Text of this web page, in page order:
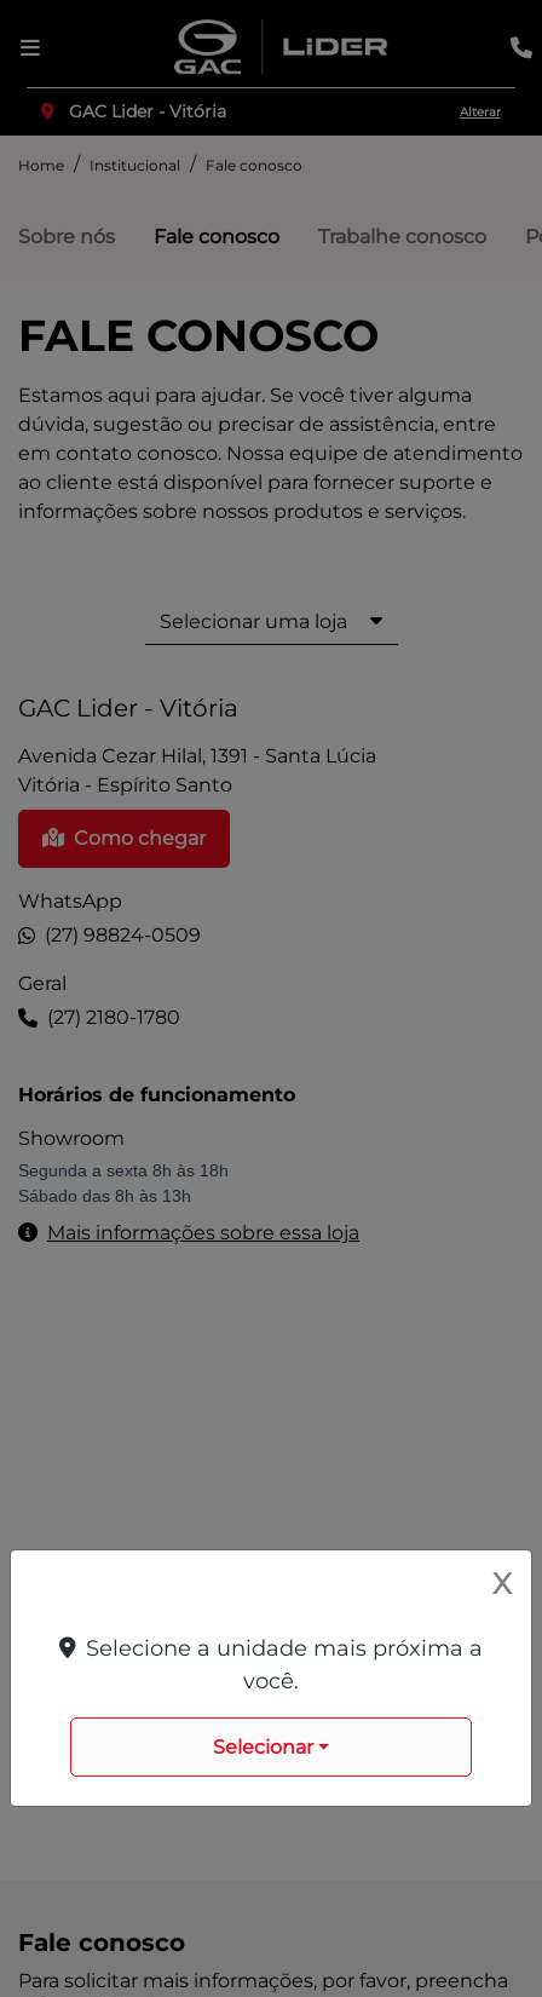
GAC Lider - Vitória Alterar
Home Institucional Fale conosco
Sobre nós Fale conosco Trabalhe conosco
FALE CONOSCO
Estamos aqui para ajudar. Se você tiver alguma
dúvida, sugestão ou precisar de assistência, entre
em contato conosco. Nossa equipe de atendimento
ao cliente está disponível para fornecer suporte e
informações sobre nossos produtos e serviços.
Selecionar uma loja
GAC Lider - Vitória
Avenida Cezar Hilal, 1391 - Santa Lúcia
Vitória - Espírito Santo
Como chegar
WhatsApp
(27) 98824-0509
Geral
(27) 2180-1780
Horários de funcionamento
Showroom
Segunda a sexta 8h às 18h
Sábado das 8h às 13h
Mais informações sobre essa loja
Fale conosco
Para solicitar mais informações, por favor, preencha
X
Selecione a unidade mais próxima a
você.
Selecionar